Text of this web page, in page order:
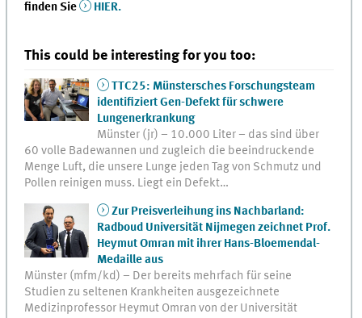
finden Sie
HIER.
This could be interesting for you too:
TTC25: Münstersches Forschungsteam
identifiziert Gen-Defekt für schwere
Lungenerkrankung
Münster (jr) – 10.000 Liter – das sind über
60 volle Badewannen und zugleich die beeindruckende
Menge Luft, die unsere Lunge jeden Tag von Schmutz und
Pollen reinigen muss. Liegt ein Defekt…
Zur Preisverleihung ins Nachbarland:
Radboud Universität Nijmegen zeichnet Prof.
Heymut Omran mit ihrer Hans-Bloemendal-
Medaille aus
Münster (mfm/kd) – Der bereits mehrfach für seine
Studien zu seltenen Krankheiten ausgezeichnete
Medizinprofessor Heymut Omran von der Universität